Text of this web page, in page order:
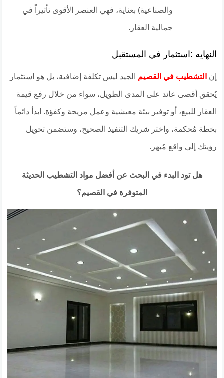
والصناعية) بعناية، فهي العنصر الأقوى تأثيراً في
جمالية العقار.
النهايه :استثمار في المستقبل
​إن التشطيب في القصيم الجيد ليس تكلفة إضافية، بل هو استثمار
يُحقق أقصى عائد على المدى الطويل، سواء من خلال رفع قيمة
العقار للبيع، أو توفير بيئة معيشية وعمل مريحة وكفؤة. ابدأ دائماً
بخطة مُحكمة، واختر شريك التنفيذ الصحيح، وستضمن تحويل
رؤيتك إلى واقع مُبهر.
​هل تود البدء في البحث عن أفضل مواد التشطيب الحديثة
المتوفرة في القصيم؟